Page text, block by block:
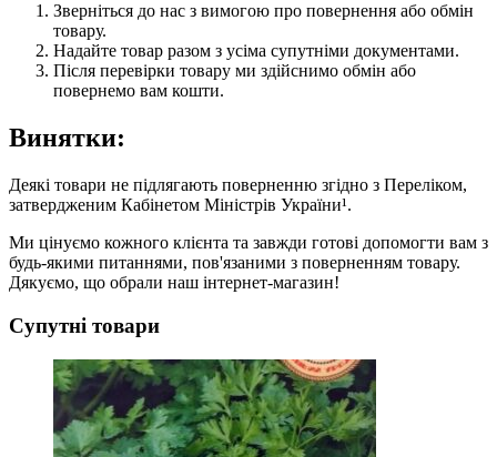
Зверніться до нас з вимогою про повернення або обмін
товару.
Надайте товар разом з усіма супутніми документами.
Після перевірки товару ми здійснимо обмін або
повернемо вам кошти.
Винятки:
Деякі товари не підлягають поверненню згідно з Переліком,
затвердженим Кабінетом Міністрів України¹.
Ми цінуємо кожного клієнта та завжди готові допомогти вам з
будь-якими питаннями, пов'язаними з поверненням товару.
Дякуємо, що обрали наш інтернет-магазин!
Супутні товари